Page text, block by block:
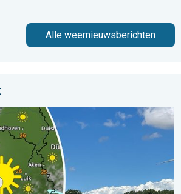
Alle weernieuwsberichten
eropuit te trekken. Weekendweer. . .